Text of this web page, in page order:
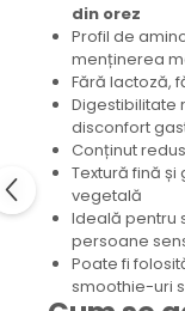
din orez
Profil de
menținerea
Fără lactoză,
Digestibilitate
disconfort
Conținut
Textură fină
vegetală
Ideală pentru
persoane
Poate fi
smoothie-uri